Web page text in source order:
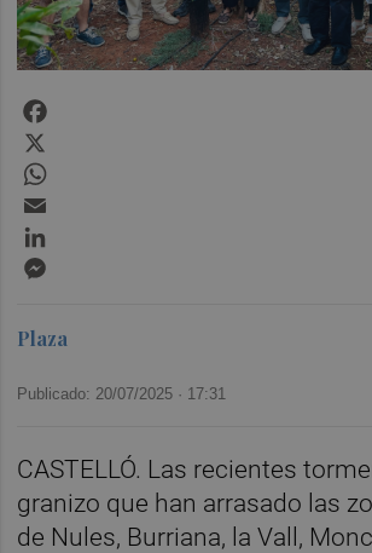
Plaza
Publicado: 20/07/2025 · 17:31
CASTELLÓ. Las recientes
granizo que han arrasado las
de Nules, Burriana, la Vall,